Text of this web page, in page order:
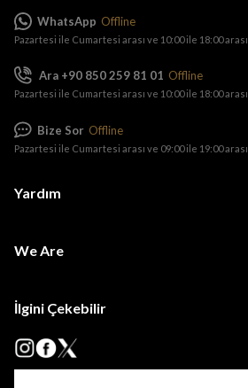
Yardım
We Are
İlgini Çekebilir
WhatsApp Offline
Pazartesi ile Cumartesi arası ve 10:00 ile 18:00 arası.
Ara +90 850 259 81 01 Offline
Pazartesi ile Cumartesi arası ve 10:00 ile 18:00 arası.
Bize Sor Offline
Pazartesi ile Cumartesi arası ve 09:00 ile 19:00 arası.